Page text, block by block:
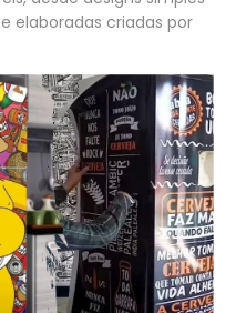
elaboradas criadas por